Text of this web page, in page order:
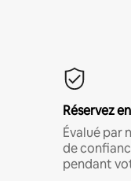
Réservez
Évalué par
de
pendant